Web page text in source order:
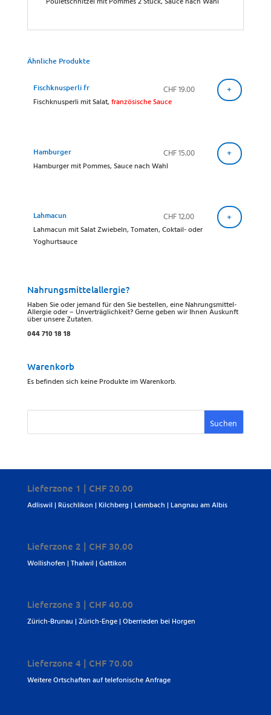
Ähnliche Produkte
Fischknusperli fr CHF19.00 +
Fischknusperli mit Salat,französische Sauce
Hamburger CHF15.00 +
Hamburger mit Pommes, Sauce nach Wahl
Lahmacun CHF12.00 +
Lahmacun mit Salat Zwiebeln, Tomaten, Coktail- oder
Yoghurtsauce
Nahrungsmittelallergie?
Haben Sie oder jemand für den Sie bestellen, eine Nahrungsmittel-
Allergie oder – Unverträglichkeit? Gerne geben wir Ihnen Auskunft
über unsere Zutaten.
044 710 18 18
Warenkorb
Es befinden sich keine Produkte im Warenkorb.
Lieferzone 1 | CHF 20.00
Adliswil | Rüschlikon | Kilchberg | Leimbach | Langnau am Albis
Lieferzone 2 | CHF 30.00
Wollishofen | Thalwil | Gattikon
Lieferzone 3 | CHF 40.00
Zürich-Brunau | Zürich-Enge | Oberrieden bei Horgen
Lieferzone 4 | CHF 70.00
Weitere Ortschaften auf telefonische Anfrage